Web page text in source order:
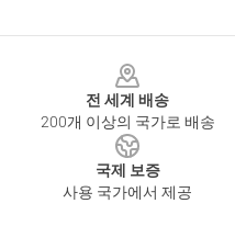
전 세계 배송
200개 이상의 국가로 배송
국제 보증
사용 국가에서 제공